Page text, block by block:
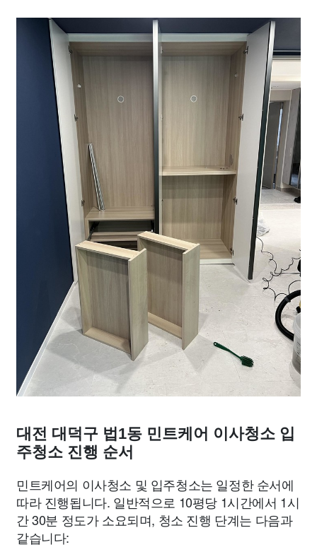
대전 대덕구 법1동 민트케어 이사청소 입
주청소 진행 순서
민트케어의 이사청소 및 입주청소는 일정한 순서에
따라 진행됩니다. 일반적으로 10평당 1시간에서 1시
간 30분 정도가 소요되며, 청소 진행 단계는 다음과
같습니다: